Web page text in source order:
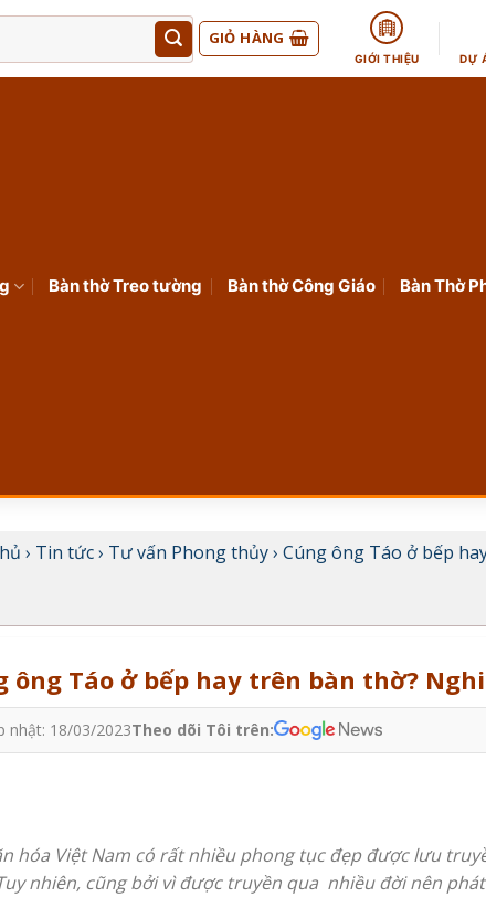
GIỎ HÀNG
GIỚI THIỆU DỰ
Bàn thờ Treo tường Bàn thờ Công Giáo Bàn Thờ
› Tin tức› Tư vấn Phong thủy› Cúng ông Táo ở bếp
ông Táo ở bếp hay trên bàn thờ?
nhật: 18/03/2023Theo dõi Tôi trên:
hóa Việt Nam có rất nhiều phong tục đẹp được lưu
nhiên, cũng bởi vì được truyền qua nhiều đời nên